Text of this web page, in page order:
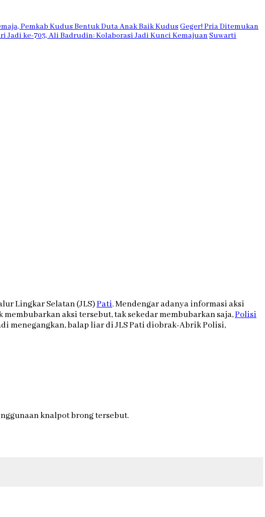
Pemkab Kudus Bentuk Duta Anak Baik Kudus Geger! Pria Ditemukan
Jadi ke-703, Ali Badrudin: Kolaborasi Jadi Kunci Kemajuan Suwarti
Lingkar Selatan (JLS)Pati. Mendengar adanya informasi aksi
aksi tersebut, tak sekedar membubarkan saja,Polisi
menegangkan, balap liar di JLS Pati diobrak-Abrik Polisi,
knalpot brong tersebut.